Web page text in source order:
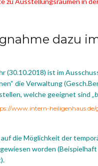
dazu
(30.10.2018) ist im
die Verwaltung
welche geeignet sind
www.intern-heiligenhaus.de/
die Möglichkeit der
worden